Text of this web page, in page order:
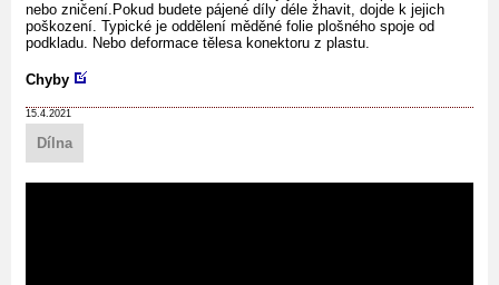
nebo zničení.Pokud budete pájené díly déle žhavit, dojde k jejich
poškození. Typické je oddělení měděné folie plošného spoje od
podkladu. Nebo deformace tělesa konektoru z plastu.
Chyby
15.4.2021
Dílna